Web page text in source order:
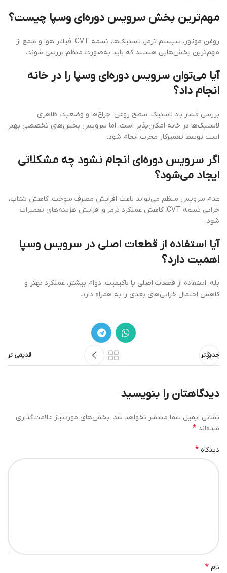
مهم‌ترین بخش سرویس دوره‌ای وسپا چیست؟
روغن موتور، سیستم ترمز، لاستیک‌ها، تسمه CVT، فیلتر هوا و شمع از
مهم‌ترین بخش‌هایی هستند که باید به‌صورت منظم بررسی شوند.
آیا می‌توان سرویس دوره‌ای وسپا را در خانه
انجام داد؟
بررسی فشار باد لاستیک، سطح روغن، چراغ‌ها و وضعیت ظاهری
لاستیک‌ها در خانه امکان‌پذیر است، اما سرویس بخش‌های تخصصی بهتر
است توسط تعمیرکار مجرب انجام شود.
اگر سرویس دوره‌ای انجام نشود چه مشکلاتی
ایجاد می‌شود؟
عدم سرویس منظم می‌تواند باعث افزایش مصرف سوخت، کاهش شتاب،
خرابی تسمه CVT، کاهش عملکرد ترمز و افزایش هزینه‌های تعمیرات
شود.
آیا استفاده از قطعات اصلی در سرویس وسپا
اهمیت دارد؟
بله. استفاده از قطعات اصلی یا باکیفیت، دوام بیشتر، عملکرد بهتر و
کاهش احتمال خرابی‌های بعدی را به همراه دارد.
جدیدتر قدیمی تر
دیدگاهتان را بنویسید
نشانی ایمیل شما منتشر نخواهد شد. بخش‌های موردنیاز علامت‌گذاری
شده‌اند *
دیدگاه *
نام *